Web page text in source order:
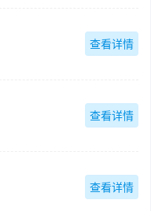
查看详情
查看详情
查看详情